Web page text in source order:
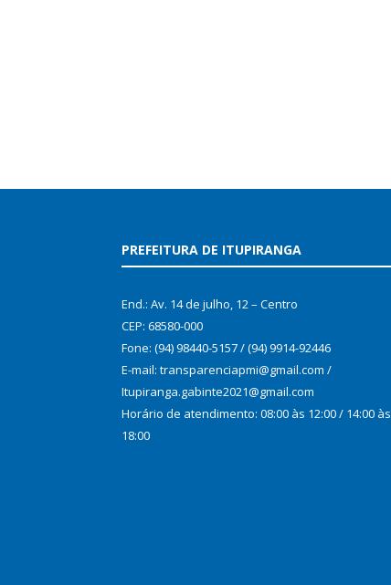
PREFEITURA DE ITUPIRANGA
End.: Av. 14 de julho, 12 – Centro
CEP: 68580-000
Fone: (94) 98440-5157 / (94) 9914-92446
E-mail: transparenciapmi@gmail.com /
Itupiranga.gabinte2021@gmail.com
Horário de atendimento: 08:00 às 12:00 / 14:00 às
18:00